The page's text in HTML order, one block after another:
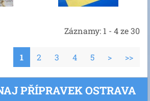
Záznamy: 1 - 4 ze 30
1 2 3 4 5 > >>
PŘÍPRAVEK OSTRAVA